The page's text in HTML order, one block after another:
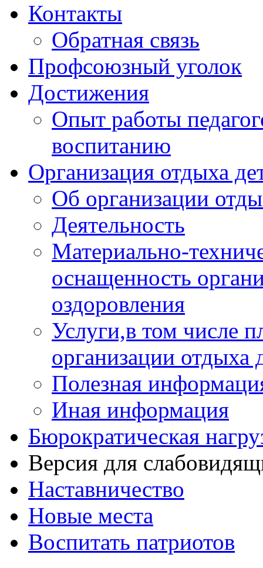
Контакты
Обратная связь
Профсоюзный уголок
Достижения
Опыт работы
воспитанию
Организация отдыха
Об организации
Деятельность
Материально-
оснащенность
оздоровления
Услуги,в том числе
организации отдыха
Полезная
Иная информация
Бюрократическая
Версия для
Наставничество
Новые места
Воспитать патриотов